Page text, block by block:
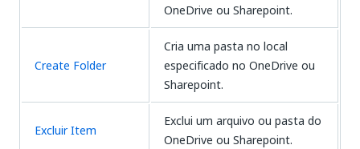
OneDrive ou Sharepoint.
Create Folder
Cria uma pasta no local
especificado no OneDrive ou
Sharepoint.
Excluir Item
Exclui um arquivo ou pasta do
OneDrive ou Sharepoint.